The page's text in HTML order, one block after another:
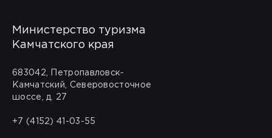
Министерство туризма
Камчатского края
683042, Петропавловск-
Камчатский, Северовосточное
шоссе, д. 27
+7 (4152) 41-03-55